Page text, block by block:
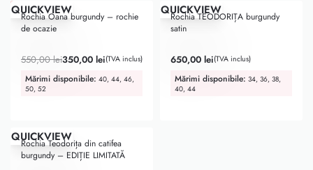
-36% OFF
QUICKVIEW
Rochia Oana burgundy – rochie
de ocazie
Evaluat la 5.00din 5
550,00lei350,00 lei(TVA inclus)
Mărimi disponibile: 40, 44, 46,
50, 52
QUICKVIEW
Rochia TEODORIȚA burgundy
satin
Evaluat la 5.00din 5
650,00 lei(TVA inclus)
Mărimi disponibile: 34, 36, 38,
40, 44
QUICKVIEW
Rochia Teodorița din catifea
burgundy – EDIȚIE LIMITATĂ